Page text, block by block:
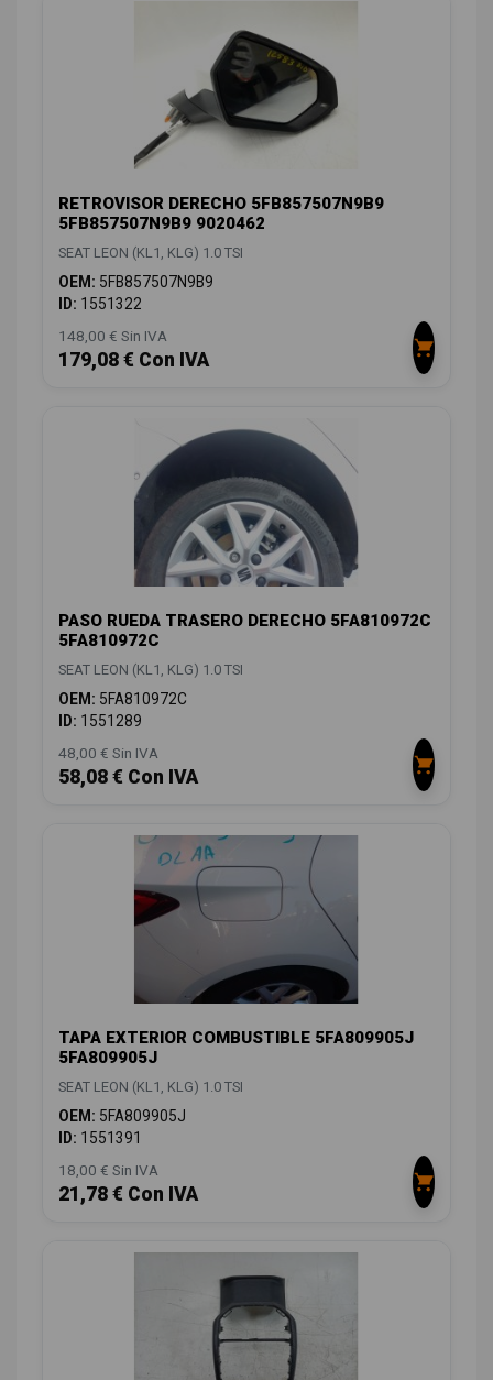
RETROVISOR DERECHO 5FB857507N9B9
5FB857507N9B9 9020462
SEAT LEON (KL1, KLG) 1.0 TSI
OEM: 5FB857507N9B9
ID: 1551322
148,00 € Sin IVA
179,08 € Con IVA
PASO RUEDA TRASERO DERECHO 5FA810972C
5FA810972C
SEAT LEON (KL1, KLG) 1.0 TSI
OEM: 5FA810972C
ID: 1551289
48,00 € Sin IVA
58,08 € Con IVA
TAPA EXTERIOR COMBUSTIBLE 5FA809905J
5FA809905J
SEAT LEON (KL1, KLG) 1.0 TSI
OEM: 5FA809905J
ID: 1551391
18,00 € Sin IVA
21,78 € Con IVA